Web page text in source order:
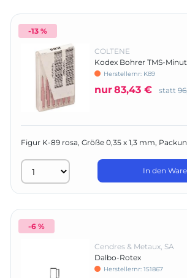
-13 %
COLTENE
Kodex Bohrer TMS-
Herstellernr: K89
nur83,43 € statt
Figur K-89 rosa, Größe 0,35 x 1,3 mm,
In den
-6 %
Cendres & Metaux, SA
Dalbo-Rotex
Herstellernr: 151867